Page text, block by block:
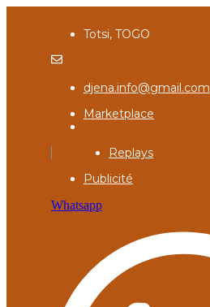
Totsi, TOGO
djena.info@gmail.com
Marketplace
Replays
Publicité
Whatsapp